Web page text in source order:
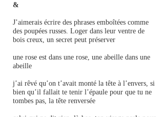
&
J’aimerais écrire des phrases emboîtées comme
des poupées russes. Loger dans leur ventre de
bois creux, un secret peut préserver
une rose est dans une rose, une abeille dans une
abeille
j’ai rêvé qu’on t’avait monté la tête à l’envers, si
bien qu’il fallait te tenir l’épaule pour que tu ne
tombes pas, la tête renversée